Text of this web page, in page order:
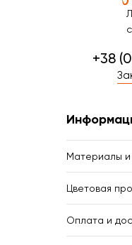
+38
Материалы
Цветовая
Оплата и